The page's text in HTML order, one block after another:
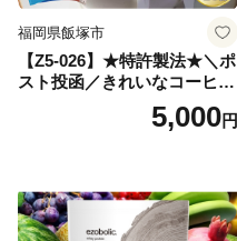
福岡県飯塚市
【Z5-026】★特許製法★＼ポ
スト投函／きれいなコーヒー
ドリップバッグ9種セット(18
袋)ゆうパケットでお届け！
5,000円